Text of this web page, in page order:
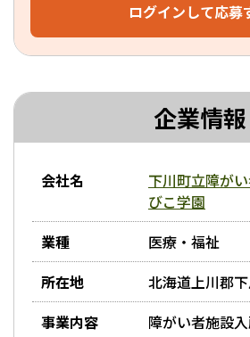
ログインして応募
企業情報
会社名
下川町立障が
びこ学園
業種
医療・福祉
所在地
北海道上川郡
事業内容
障がい者施設